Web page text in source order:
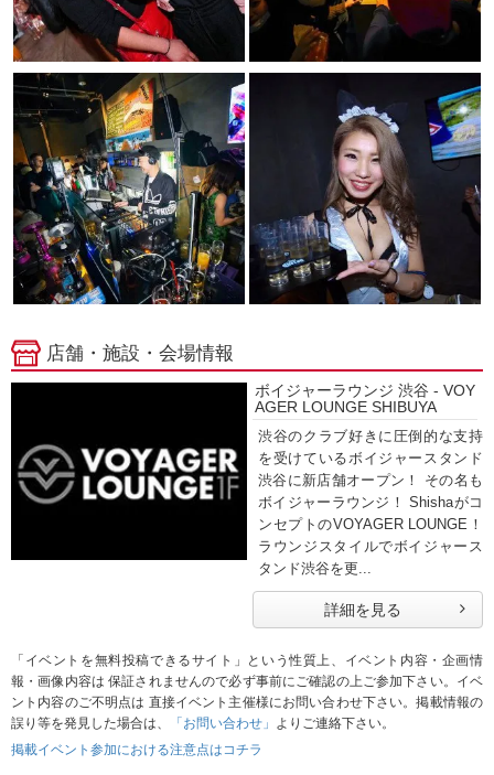
店舗・施設・会場情報
ボイジャーラウンジ 渋谷 - VOY
AGER LOUNGE SHIBUYA
渋谷のクラブ好きに圧倒的な支持
を受けているボイジャースタンド
渋谷に新店舗オープン！ その名も
ボイジャーラウンジ！ Shishaがコ
ンセプトのVOYAGER LOUNGE！
ラウンジスタイルでボイジャース
タンド渋谷を更...
詳細を見る
「イベントを無料投稿できるサイト」という性質上、イベント内容・企画情
報・画像内容は 保証されませんので必ず事前にご確認の上ご参加下さい。イベ
ント内容のご不明点は 直接イベント主催様にお問い合わせ下さい。掲載情報の
誤り等を発見した場合は、
「お問い合わせ」 よりご連絡下さい。
掲載イベント参加における注意点はコチラ